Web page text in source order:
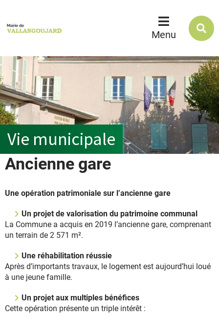
Menu
Vie municipale
Ancienne gare
Une opération patrimoniale sur l’ancienne gare
Un projet de valorisation du patrimoine communal
La Commune a acquis en 2019 l’ancienne gare, comprenant
un terrain de 2 571 m².
Une réhabilitation réussie
Après d’importants travaux, le logement est aujourd’hui loué
à une jeune famille.
Un projet aux multiples bénéfices
Cette opération présente un triple intérêt :